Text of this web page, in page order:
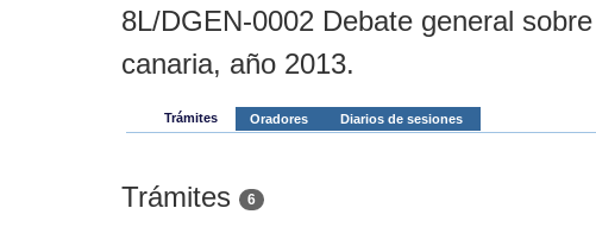
8L/DGEN-0002 Debate general
canaria, año 2013.
Trámites Oradores Diarios de sesiones
Trámites 6